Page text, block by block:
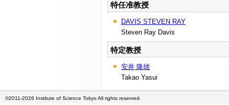
特任准教授
DAVIS STEVEN RAY
Steven Ray Davis
特定教授
安井 隆雄
Takao Yasui
©2011-2026 Institute of Science Tokyo All rights reserved.